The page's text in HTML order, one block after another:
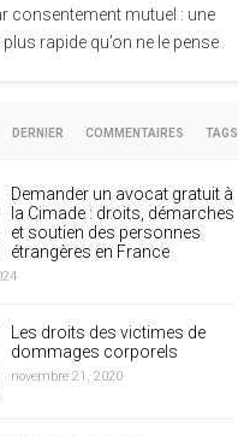
consentement mutuel : une
rapide qu’on ne le pense
DERNIER COMMENTAIRES TAGS
Demander un avocat gratuit à
la Cimade : droits, démarches
et soutien des personnes
étrangères en France
Les droits des victimes de
dommages corporels
novembre 21, 2020